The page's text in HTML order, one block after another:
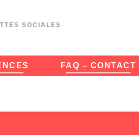
SOCIALES
FAQ – CONTACT